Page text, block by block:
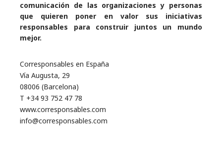
comunicación de las organizaciones y personas
que quieren poner en valor sus iniciativas
responsables para construir juntos un mundo
mejor.
Corresponsables en España
Vía Augusta, 29
08006 (Barcelona)
T +34 93 752 47 78
www.corresponsables.com
info@corresponsables.com